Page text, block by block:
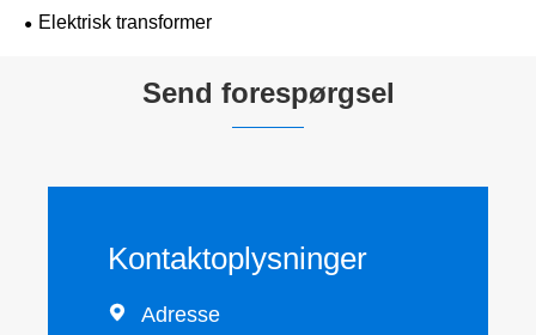
Elektrisk transformer
Send forespørgsel
Kontaktoplysninger
 Adresse